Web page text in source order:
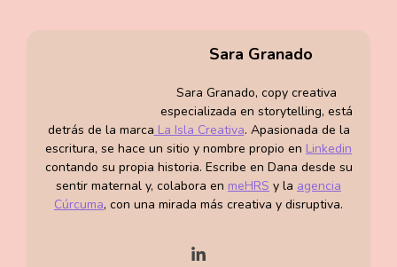
aprendiendo a
mejorar tu
forma de
comunicarte?,
te invitamos a
escuchar el
audio programa
“Asertividad”
aprenderás
Sara Granado
Sara Granado, copy creativa
especializada en storytelling, está
detrás de la marca La Isla Creativa. Apasionada de la
escritura, se hace un sitio y nombre propio en Linkedin
contando su propia historia. Escribe en Dana desde su
sentir maternal y, colabora en meHRS y la agencia
Cúrcuma, con una mirada más creativa y disruptiva.